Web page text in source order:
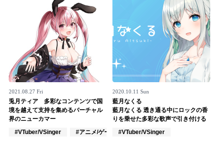
2021.08.27 Fri
兎月ティア 多彩なコンテンツで国
境を越えて支持を集めるバーチャル
界のニューカマー
#VTuber/VSinger
#アニメ/ゲーム #J-POP
2020.10.11 Sun
藍月なくる
藍月なくる 透き通る中にロックの香
りを乗せた多彩な歌声で引き付ける
#VTuber/VSinger